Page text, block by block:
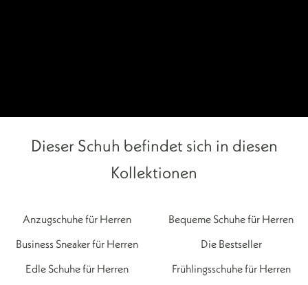
Dieser Schuh befindet sich in diesen
Kollektionen
Anzugschuhe für Herren
Bequeme Schuhe für Herren
Business Sneaker für Herren
Die Bestseller
Edle Schuhe für Herren
Frühlingsschuhe für Herren